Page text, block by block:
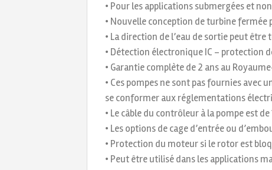
• Pour les applications submergées et
• Nouvelle conception de turbine
• La direction de l’eau de sortie peut être
• Détection électronique IC – protection
• Garantie complète de 2 ans au
• Ces pompes ne sont pas fournies avec
se conformer aux réglementations
• Le câble du contrôleur à la pompe est
• Les options de cage d’entrée ou
• Protection du moteur si le rotor est
• Peut être utilisé dans les applications